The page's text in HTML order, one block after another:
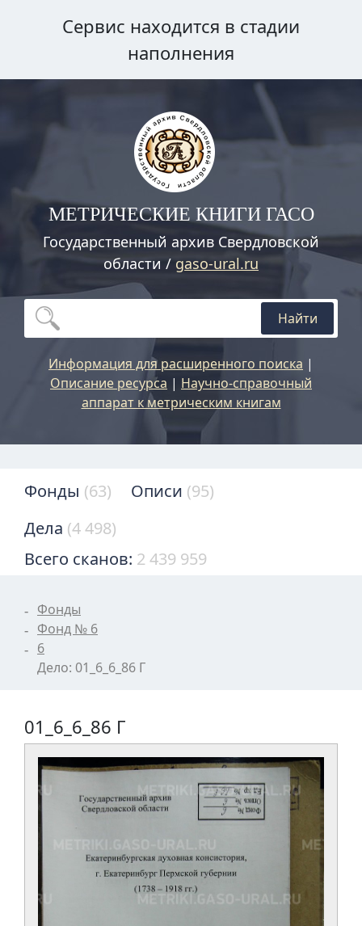
Сервис находится в стадии
наполнения
МЕТРИЧЕСКИЕ КНИГИ ГАСО
Государственный архив Свердловской
области / gaso-ural.ru
Найти
Информация для расширенного поиска |
Описание ресурса | Научно-справочный
аппарат к метрическим книгам
Фонды (63) Описи (95)
Дела (4 498)
Всего сканов: 2 439 959
Фонды
Фонд № 6
6
Дело: 01_6_6_86 Г
01_6_6_86 Г